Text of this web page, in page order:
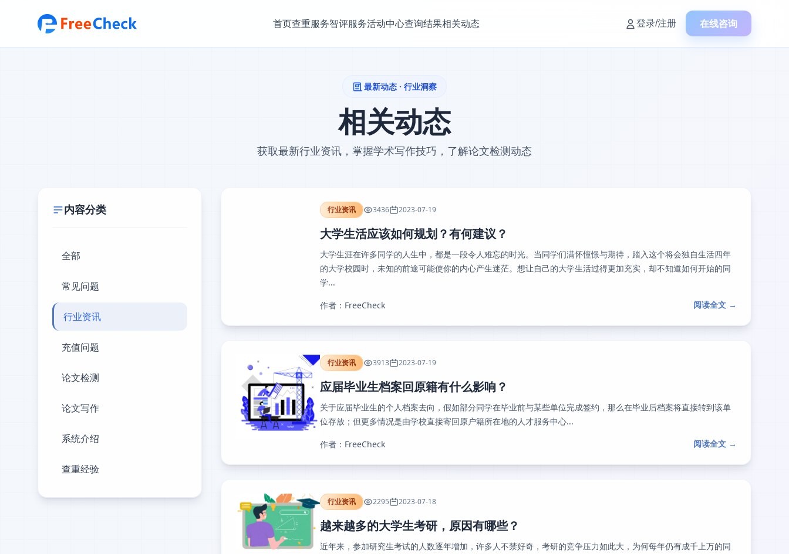
首页查重服务智评服务活动中心查询结果相关动态 登录/注册 在线咨询
最新动态 · 行业洞察
相关动态
获取最新行业资讯，掌握学术写作技巧，了解论文检测动态
内容分类
全部
常见问题
行业资讯
充值问题
论文检测
论文写作
系统介绍
查重经验
行业资讯 3436 2023-07-19
大学生活应该如何规划？有何建议？
大学生涯在许多同学的人生中，都是一段令人难忘的时光。当同学们满怀憧憬与期待，踏入这个将会独自生活四年
的大学校园时，未知的前途可能使你的内心产生迷茫。想让自己的大学生活过得更加充实，却不知道如何开始的同
学...
作者：FreeCheck 阅读全文 →
行业资讯 3913 2023-07-19
应届毕业生档案回原籍有什么影响？
关于应届毕业生的个人档案去向，假如部分同学在毕业前与某些单位完成签约，那么在毕业后档案将直接转到该单
位存放；但更多情况是由学校直接寄回原户籍所在地的人才服务中心...
作者：FreeCheck 阅读全文 →
行业资讯 2295 2023-07-18
越来越多的大学生考研，原因有哪些？
近年来，参加研究生考试的人数逐年增加，许多人不禁好奇，考研的竞争压力如此大，为何每年仍有成千上万的同